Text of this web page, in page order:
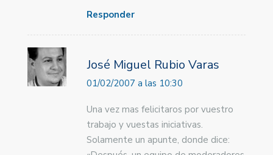
Responder
José Miguel Rubio Varas
01/02/2007 a las 10:30
Una vez mas felicitaros por vuestro
trabajo y vuestas iniciativas.
Solamente un apunte, donde dice: